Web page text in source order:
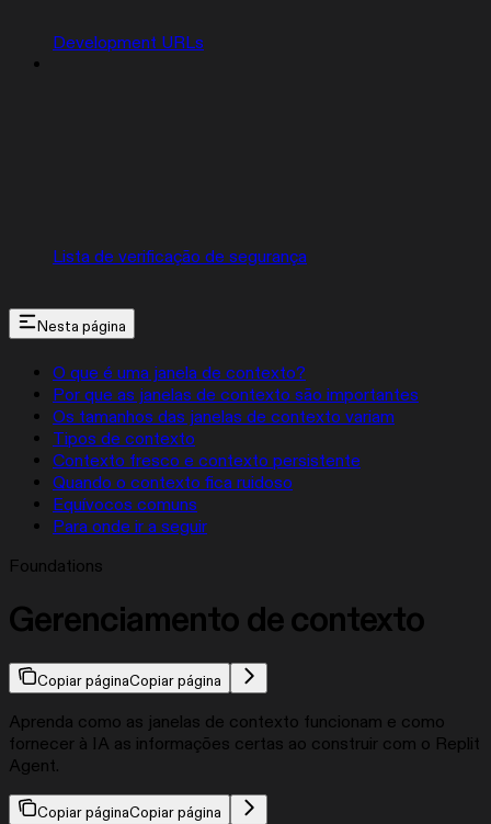
Development URLs
Lista de verificação de segurança
Nesta página
O que é uma janela de contexto?
Por que as janelas de contexto são importantes
Os tamanhos das janelas de contexto variam
Tipos de contexto
Contexto fresco e contexto persistente
Quando o contexto fica ruidoso
Equívocos comuns
Para onde ir a seguir
Foundations
Gerenciamento de contexto
Copiar páginaCopiar página
Aprenda como as janelas de contexto funcionam e como
fornecer à IA as informações certas ao construir com o Replit
Agent.
Copiar páginaCopiar página